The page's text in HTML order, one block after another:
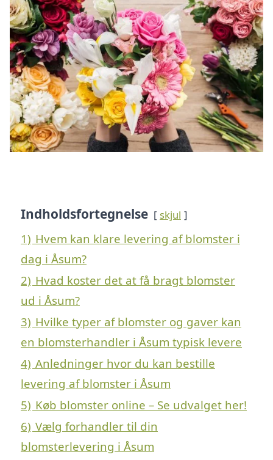
Indholdsfortegnelse skjul
1) Hvem kan klare levering af blomster i
dag i Åsum?
2) Hvad koster det at få bragt blomster
ud i Åsum?
3) Hvilke typer af blomster og gaver kan
en blomsterhandler i Åsum typisk levere
4) Anledninger hvor du kan bestille
levering af blomster i Åsum
5) Køb blomster online – Se udvalget her!
6) Vælg forhandler til din
blomsterlevering i Åsum